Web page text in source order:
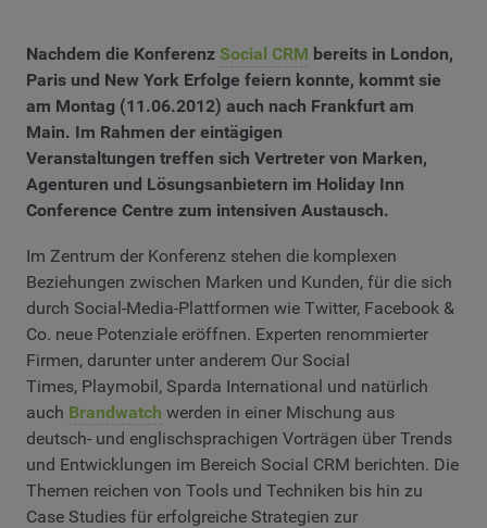
Nachdem die Konferenz Social CRM bereits in London,
Paris und New York Erfolge feiern konnte, kommt sie
am Montag (11.06.2012) auch nach Frankfurt am
Main. Im Rahmen der eintägigen
Veranstaltungen treffen sich Vertreter von Marken,
Agenturen und Lösungsanbietern im Holiday Inn
Conference Centre zum intensiven Austausch.
Im Zentrum der Konferenz stehen die komplexen
Beziehungen zwischen Marken und Kunden, für die sich
durch Social-Media-Plattformen wie Twitter, Facebook &
Co. neue Potenziale eröffnen. Experten renommierter
Firmen, darunter unter anderem Our Social
Times, Playmobil, Sparda International und natürlich
auch Brandwatch werden in einer Mischung aus
deutsch- und englischsprachigen Vorträgen über Trends
und Entwicklungen im Bereich Social CRM berichten. Die
Themen reichen von Tools und Techniken bis hin zu
Case Studies für erfolgreiche Strategien zur